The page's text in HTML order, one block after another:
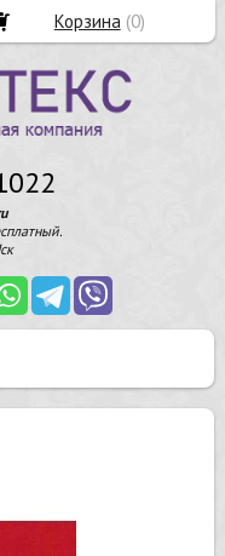
Корзина(0)